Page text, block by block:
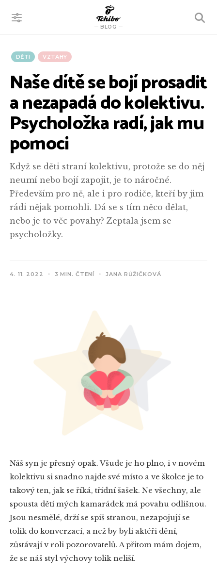
BLOG
VYHLEDÁVÁNÍ
DĚTI VZTAHY
Naše dítě se bojí prosadit
a nezapadá do kolektivu.
Psycholožka radí, jak mu
pomoci
Když se děti straní kolektivu, protože se do něj
neumí nebo bojí zapojit, je to náročné.
Především pro ně, ale i pro rodiče, kteří by jim
rádi nějak pomohli. Dá se s tím něco dělat,
nebo je to věc povahy? Zeptala jsem se
psycholožky.
4. 11. 2022 3 MIN. ČTENÍ JANA RŮŽIČKOVÁ
Náš syn je přesný opak. Všude je ho plno, i v novém
kolektivu si snadno najde své místo a ve školce je to
takový ten, jak se říká, třídní šašek. Ne všechny, ale
spousta dětí mých kamarádek má povahu odlišnou.
Jsou nesmělé, drží se spíš stranou, nezapojují se
tolik do konverzací, a než by byli aktéři dění,
zůstávají v roli pozorovatelů. A přitom mám dojem,
že se náš styl výchovy tolik neliší.